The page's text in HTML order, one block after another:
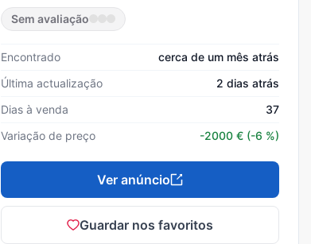
Sem avaliação
Encontrado
cerca de um mês atrás
Última actualização
2 dias atrás
Dias à venda
37
Variação de preço
-2000 € (-6 %)
Ver anúncio
Guardar nos favoritos